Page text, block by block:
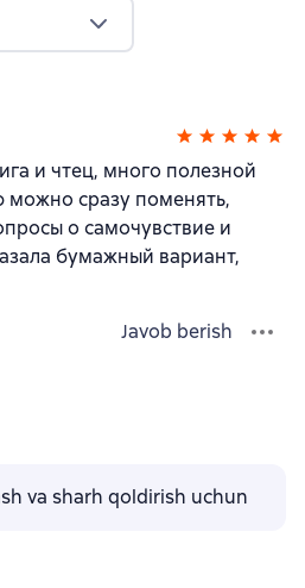
и чтец, много полезной
сразу поменять,
о самочувствие и
бумажный вариант,
Javob berish
va sharh qoldirish uchun